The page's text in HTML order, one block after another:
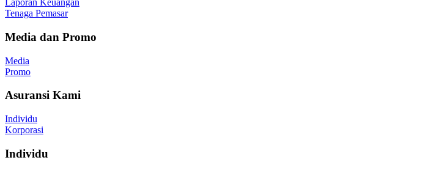
Laporan Keuangan
Tenaga Pemasar
Media dan Promo
Media
Promo
Asuransi Kami
Individu
Korporasi
Individu